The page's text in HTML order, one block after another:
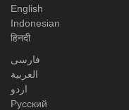
English
Indonesian
हिनदी
فارسی
العربیة
اردو
Русский